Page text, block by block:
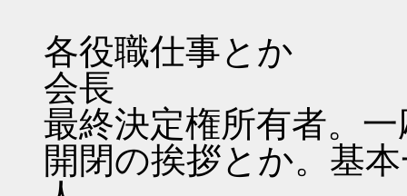
各役職仕事とか
会長
最終決定権所有者。
開閉の挨拶とか。基